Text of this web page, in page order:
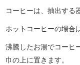
コーヒーは、抽出する
ホットコーヒーの場合
沸騰したお湯でコーヒ
巾の上に置きます。